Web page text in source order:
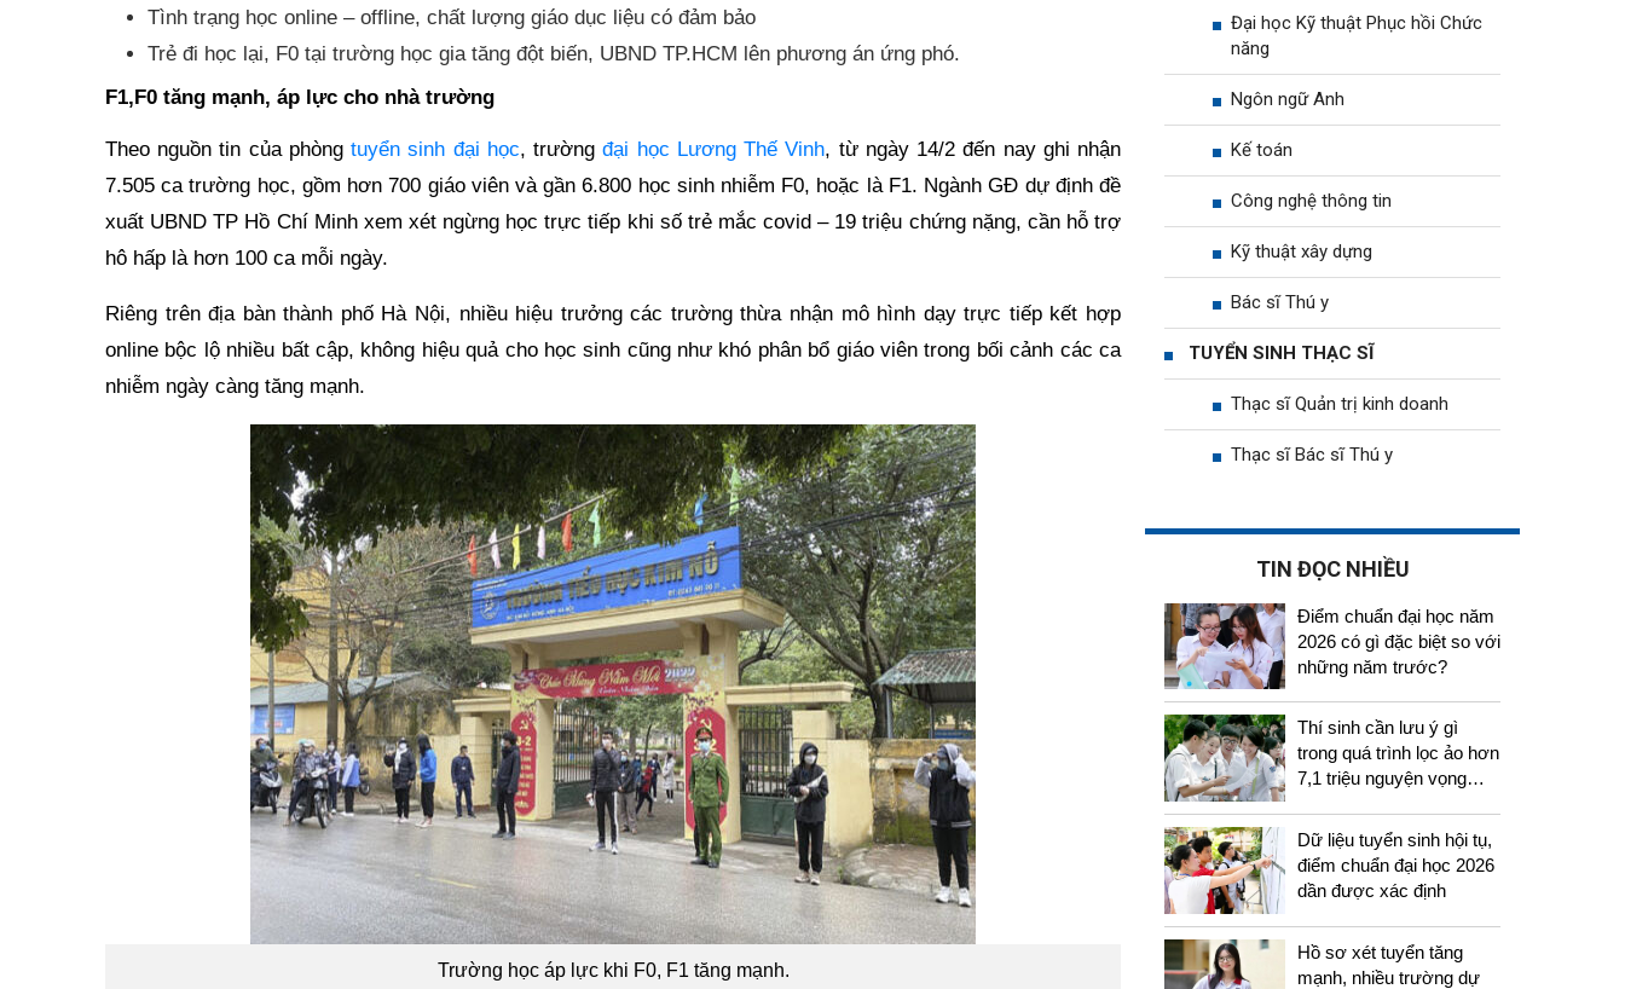
Tình trạng học online – offline, chất lượng giáo dục liệu có đảm bảo
Trẻ đi học lại, F0 tại trường học gia tăng đột biến, UBND TP.HCM lên phương án ứng phó.
F1,F0 tăng mạnh, áp lực cho nhà trường
Theo nguồn tin của phòngtuyển sinh đại học, trườngđại học Lương Thế Vinh, từ ngày 14/2 đến nay ghi nhận
7.505 ca trường học, gồm hơn 700 giáo viên và gần 6.800 học sinh nhiễm F0, hoặc là F1. Ngành GĐ dự định đề
xuất UBND TP Hồ Chí Minh xem xét ngừng học trực tiếp khi số trẻ mắc covid – 19 triệu chứng nặng, cần hỗ trợ
hô hấp là hơn 100 ca mỗi ngày.
Riêng trên địa bàn thành phố Hà Nội, nhiều hiệu trưởng các trường thừa nhận mô hình dạy trực tiếp kết hợp
online bộc lộ nhiều bất cập, không hiệu quả cho học sinh cũng như khó phân bổ giáo viên trong bối cảnh các ca
nhiễm ngày càng tăng mạnh.
Trường học áp lực khi F0, F1 tăng mạnh.
Đại học Kỹ thuật Phục hồi Chức
năng
Ngôn ngữ Anh
Kế toán
Công nghệ thông tin
Kỹ thuật xây dựng
Bác sĩ Thú y
TUYỂN SINH THẠC SĨ
Thạc sĩ Quản trị kinh doanh
Thạc sĩ Bác sĩ Thú y
TIN ĐỌC NHIỀU
Điểm chuẩn đại học năm
2026 có gì đặc biệt so với
những năm trước?
Thí sinh cần lưu ý gì
trong quá trình lọc ảo hơn
7,1 triệu nguyện vọng
Dữ liệu tuyển sinh hội tụ,
điểm chuẩn đại học 2026
dần được xác định
Hồ sơ xét tuyển tăng
mạnh, nhiều trường dự